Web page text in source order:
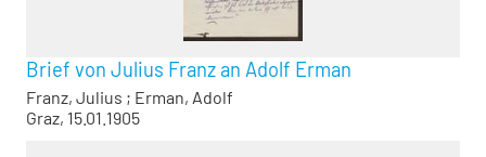
Brief von Julius Franz an Adolf Erman
Franz, Julius ; Erman, Adolf
Graz, 15.01.1905